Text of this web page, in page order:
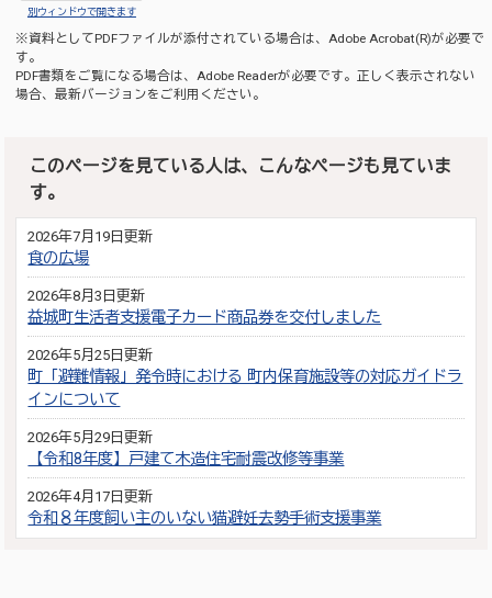
別ウィンドウで開きます
※資料としてPDFファイルが添付されている場合は、Adobe Acrobat(R)が必要で
す。
PDF書類をご覧になる場合は、Adobe Readerが必要です。正しく表示されない
場合、最新バージョンをご利用ください。
このページを見ている人は、こんなページも見ていま
す。
2026年7月19日更新
食の広場
2026年8月3日更新
益城町生活者支援電子カード商品券を交付しました
2026年5月25日更新
町「避難情報」発令時における 町内保育施設等の対応ガイドラ
インについて
2026年5月29日更新
【令和8年度】戸建て木造住宅耐震改修等事業
2026年4月17日更新
令和８年度飼い主のいない猫避妊去勢手術支援事業